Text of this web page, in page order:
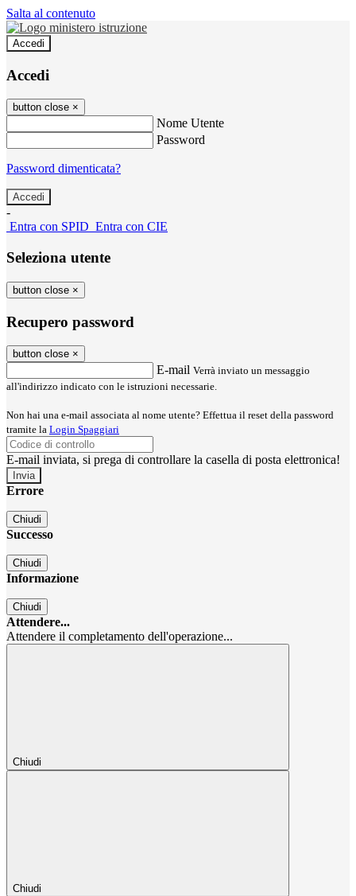
Salta al contenuto
Accedi
Accedi
button close ×
Nome Utente
Password
Password dimenticata?
-
Entra con SPID Entra con CIE
Seleziona utente
button close ×
Recupero password
button close ×
E-mail Verrà inviato un messaggio
all'indirizzo indicato con le istruzioni necessarie.
Non hai una e-mail associata al nome utente? Effettua il reset della password
tramite la Login Spaggiari
E-mail inviata, si prega di controllare la casella di posta elettronica!
Errore
Chiudi
Successo
Chiudi
Informazione
Chiudi
Attendere...
Attendere il completamento dell'operazione...
Chiudi
Chiudi